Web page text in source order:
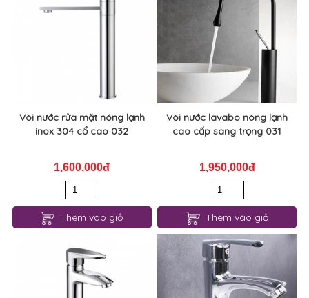
Vòi nước rửa mặt nóng lạnh
inox 304 cổ cao 032
1,600,000đ
Thêm vào giỏ
Vòi nước lavabo nóng lạnh
cao cấp sang trọng 031
1,950,000đ
Thêm vào giỏ